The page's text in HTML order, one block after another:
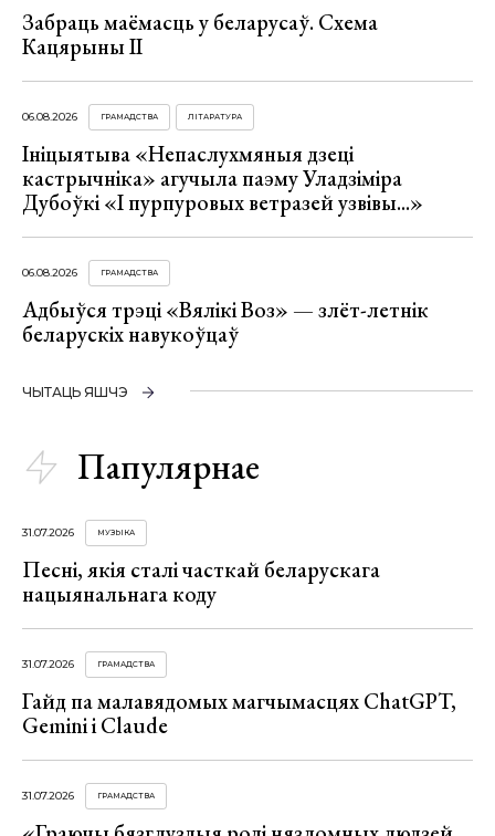
Забраць маёмасць у беларусаў. Схема
Кацярыны ІІ
06.08.2026 ГРАМАДСТВА ЛІТАРАТУРА
Ініцыятыва «Непаслухмяныя дзеці
кастрычніка» агучыла паэму Уладзіміра
Дубоўкі «І пурпуровых ветразей узвівы...»
06.08.2026 ГРАМАДСТВА
Адбыўся трэці «Вялікі Воз» — злёт-летнік
беларускіх навукоўцаў
ЧЫТАЦЬ ЯШЧЭ
Папулярнае
31.07.2026 МУЗЫКА
Песні, якія сталі часткай беларускага
нацыянальнага коду
31.07.2026 ГРАМАДСТВА
Гайд па малавядомых магчымасцях ChatGPT,
Gemini і Claude
31.07.2026 ГРАМАДСТВА